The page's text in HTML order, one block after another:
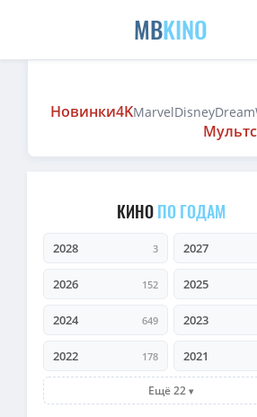
MBKINO
Новинки4KMarvelDisney
КИНОПО ГОДАМ
2028 3 2027
2026 152 2025
2024 649 2023
2022 178 2021
Ещё 22